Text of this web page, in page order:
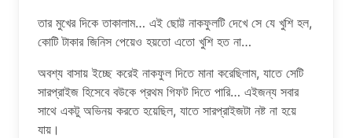
তার মুখের দিকে তাকালাম… এই ছোট্ট নাকফুলটি দেখে সে যে খুশি হল,
কোটি টাকার জিনিস পেয়েও হয়তো এতো খুশি হত না…
অবশ্য বাসায় ইচ্ছে করেই নাকফুল দিতে মানা করেছিলাম, যাতে সেটি
সারপ্রাইজ হিসেবে বউকে প্রথম গিফট দিতে পারি… এইজন্য সবার
সাথে একটু অভিনয় করতে হয়েছিল, যাতে সারপ্রাইজটা নষ্ট না হয়ে
যায়।